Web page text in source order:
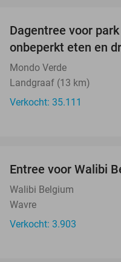
Dagentree voor
onbeperkt eten en
Mondo Verde
Landgraaf (13 km)
Verkocht: 35.111
Entree voor Walibi
Walibi Belgium
Wavre
Verkocht: 3.903